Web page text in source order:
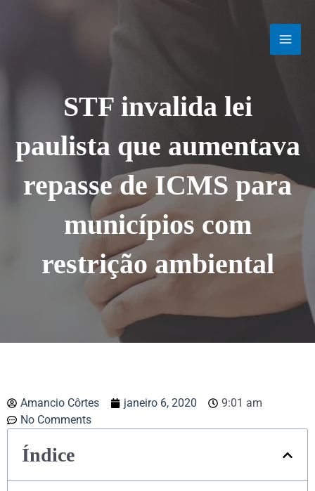
STF invalida lei
paulista que aumentava
repasse de ICMS para
municípios com
restrição ambiental
Amancio Côrtes janeiro 6, 2020
9:01 am
No Comments
Índice